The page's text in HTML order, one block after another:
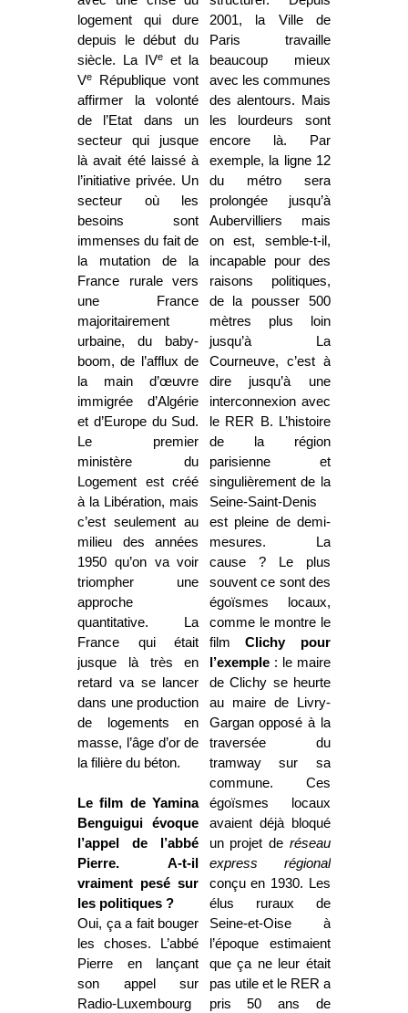
logement qui dure
depuis le début du
siècle. La IVe
et la
Ve
République vont
affirmer la volonté
de l’Etat dans un
secteur qui jusque
là avait été laissé à
l’initiative privée. Un
secteur où les
besoins sont
immenses du fait de
la mutation de la
France rurale vers
une France
majoritairement
urbaine, du baby-
boom, de l’afflux de
la main d’œuvre
immigrée d’Algérie
et d’Europe du Sud.
Le premier
ministère du
Logement est créé
à la Libération, mais
c’est seulement au
milieu des années
1950 qu’on va voir
triompher une
approche
quantitative. La
France qui était
jusque là très en
retard va se lancer
dans une production
de logements en
masse, l’âge d’or de
la filière du béton.
Le film de Yamina
Benguigui évoque
l’appel de l’abbé
Pierre. A-t-il
vraiment pesé sur
les politiques ?
Oui, ça a fait bouger
les choses. L’abbé
Pierre en lançant
son appel sur
Radio-Luxembourg
2001, la Ville de
Paris travaille
beaucoup mieux
avec les communes
des alentours. Mais
les lourdeurs sont
encore là. Par
exemple, la ligne 12
du métro sera
prolongée jusqu’à
Aubervilliers mais
on est, semble-t-il,
incapable pour des
raisons politiques,
de la pousser 500
mètres plus loin
jusqu’à La
Courneuve, c’est à
dire jusqu’à une
interconnexion avec
le RER B. L’histoire
de la région
parisienne et
singulièrement de la
Seine-Saint-Denis
est pleine de demi-
mesures. La
cause ? Le plus
souvent ce sont des
égoïsmes locaux,
comme le montre le
filmClichy pour
l’exemple: le maire
de Clichy se heurte
au maire de Livry-
Gargan opposé à la
traversée du
tramway sur sa
commune. Ces
égoïsmes locaux
avaient déjà bloqué
un projet de réseau
express régional
conçu en 1930. Les
élus ruraux de
Seine-et-Oise à
l’époque estimaient
que ça ne leur était
pas utile et le RER a
pris 50 ans de